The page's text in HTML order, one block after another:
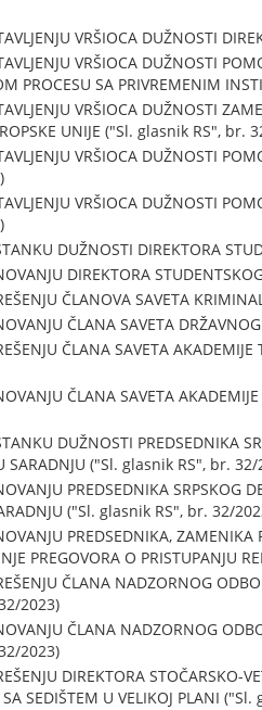
VRŠIOCA DUŽNOSTI
VRŠIOCA DUŽNOSTI
PROCESU SA PRIVREMENIM
VRŠIOCA DUŽNOSTI
UNIJE ("Sl. glasnik RS", br.
VRŠIOCA DUŽNOSTI
VRŠIOCA DUŽNOSTI
DUŽNOSTI DIREKTORA
DIREKTORA
ČLANOVA SAVETA
ČLANA SAVETA
ČLANA SAVETA
ČLANA SAVETA
DUŽNOSTI PREDSEDNIKA
SARADNJU ("Sl. glasnik RS", br. 32/
PREDSEDNIKA SRPSKOG
("Sl. glasnik RS", br. 32/
PREDSEDNIKA,
PREGOVORA O PRISTUPANJU
ČLANA NADZORNOG
2023)
ČLANA NADZORNOG
2023)
DIREKTORA STOČARSKO-
SEDIŠTEM U VELIKOJ PLANI